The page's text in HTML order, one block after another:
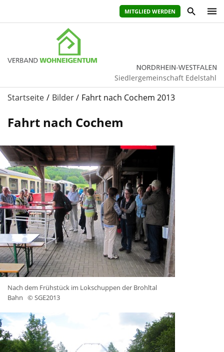
MITGLIED WERDEN
Siedlergemeinschaft Edelstahl
Startseite Bilder Fahrt nach Cochem 2013
Fahrt nach Cochem
Nach dem Frühstück im Lokschuppen der Brohltal
Bahn © SGE2013